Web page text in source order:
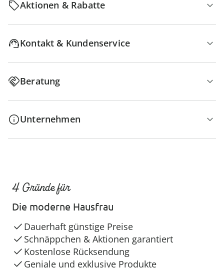
Aktionen & Rabatte
Kontakt & Kundenservice
Beratung
Unternehmen
4 Gründe für
Die moderne Hausfrau
Dauerhaft günstige Preise
Schnäppchen & Aktionen garantiert
Kostenlose Rücksendung
Geniale und exklusive Produkte